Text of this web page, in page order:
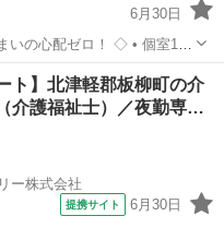
6月30日
用... ト】北津軽郡板柳町の介
介護福祉士）／夜勤専…
ー株式会社
提携サイト 6月30日